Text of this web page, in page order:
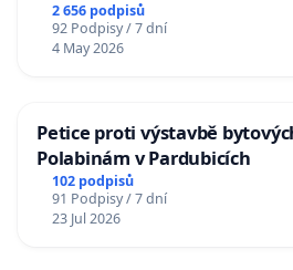
2 656 podpisů
92 Podpisy / 7 dní
4 May 2026
Petice proti výstavbě
Polabinám v Pardubicích
102 podpisů
91 Podpisy / 7 dní
23 Jul 2026